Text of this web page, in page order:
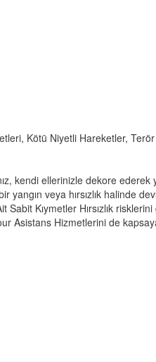
Kötü Niyetli Hareketler, Terör
kendi ellerinizle dekore ederek
veya hırsızlık halinde
Sabit Kıymetler Hırsızlık
Asistans Hizmetlerini de